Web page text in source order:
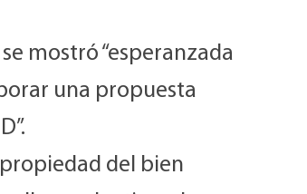
mostró “esperanzada
una propuesta
del bien